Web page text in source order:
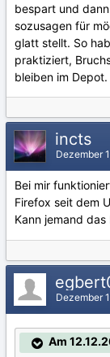
bespart und
sozusagen für
glatt stellt. So
praktiziert,
bleiben im Depot.
incts
Dezember
Bei mir
Firefox seit dem
Kann jemand
Dezember
Am